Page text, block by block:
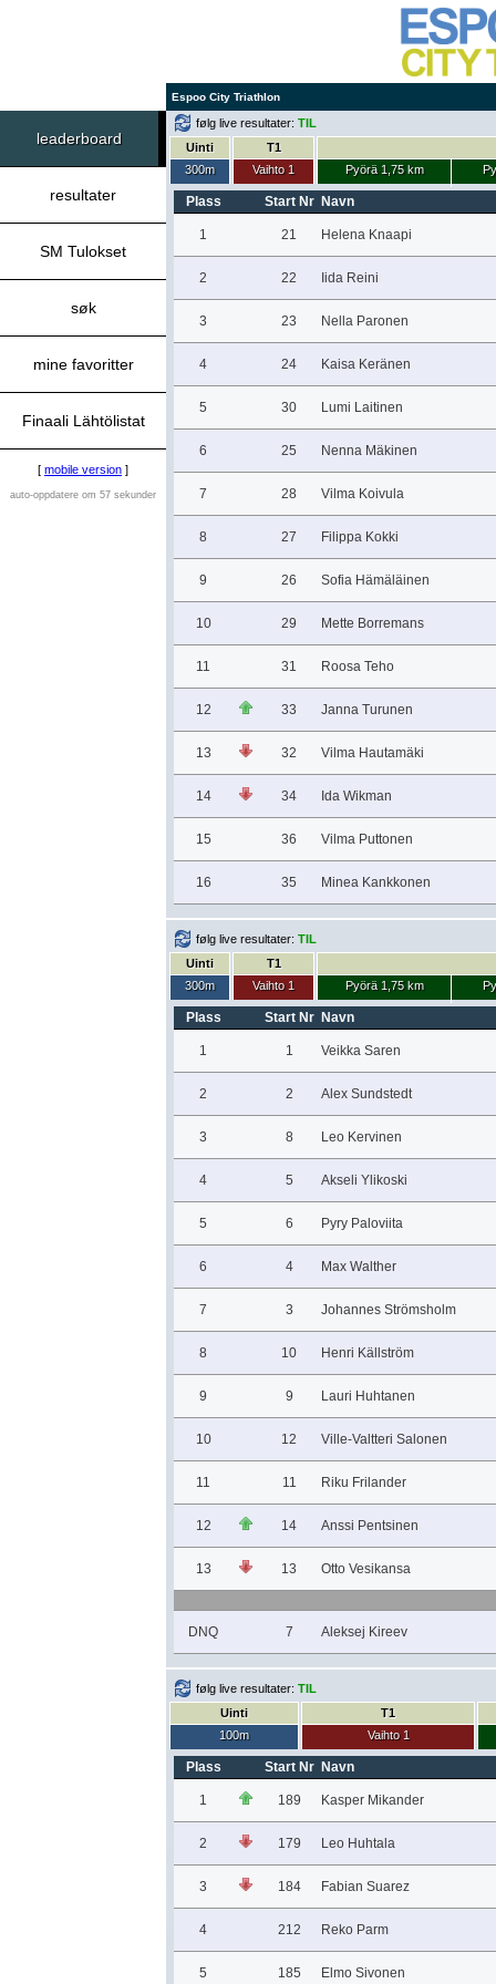
Espoo City Triathlon
leaderboard
resultater
SM Tulokset
søk
mine favoritter
Finaali Lähtölistat
[ mobile version ]
auto-oppdatere om 57 sekunder
følg live resultater: TIL
Uinti
300m
T1
Vaihto 1
Pyörä 1,75 km
Plass Start Nr Navn
1 21 Helena Knaapi
2 22 Iida Reini
3 23 Nella Paronen
4 24 Kaisa Keränen
5 30 Lumi Laitinen
6 25 Nenna Mäkinen
7 28 Vilma Koivula
8 27 Filippa Kokki
9 26 Sofia Hämäläinen
10 29 Mette Borremans
11 31 Roosa Teho
12 33 Janna Turunen
13 32 Vilma Hautamäki
14 34 Ida Wikman
15 36 Vilma Puttonen
16 35 Minea Kankkonen
følg live resultater: TIL
Uinti
300m
T1
Vaihto 1
Pyörä 1,75 km
Plass Start Nr Navn
1 1 Veikka Saren
2 2 Alex Sundstedt
3 8 Leo Kervinen
4 5 Akseli Ylikoski
5 6 Pyry Paloviita
6 4 Max Walther
7 3 Johannes Strömsholm
8 10 Henri Källström
9 9 Lauri Huhtanen
10 12 Ville-Valtteri Salonen
11 11 Riku Frilander
12 14 Anssi Pentsinen
13 13 Otto Vesikansa
DNQ 7 Aleksej Kireev
følg live resultater: TIL
Uinti
100m
T1
Vaihto 1
Plass Start Nr Navn
1 189 Kasper Mikander
2 179 Leo Huhtala
3 184 Fabian Suarez
4 212 Reko Parm
5 185 Elmo Sivonen